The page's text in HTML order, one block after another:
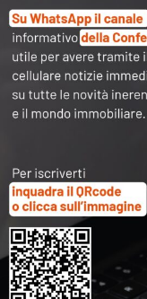
Ris.
10%
soli
Tutti i
sonoa
consultare
nel modulo
Se non